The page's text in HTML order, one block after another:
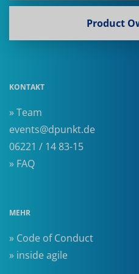
Product
KONTAKT
» Team
events@dpunkt.de
06221 / 14 83-15
» FAQ
MEHR
» Code of Conduct
» inside agile